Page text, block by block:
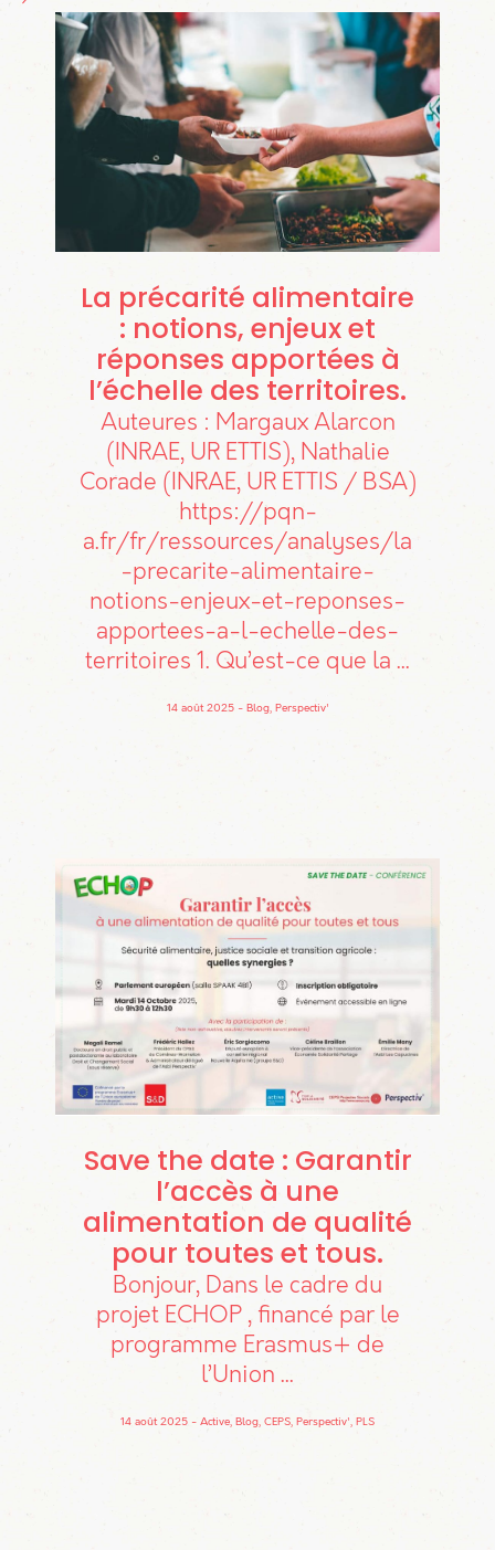
La précarité alimentaire
: notions, enjeux et
réponses apportées à
l’échelle des territoires
Auteures : Margaux Alarcon
(INRAE, UR ETTIS), Nathalie
Corade (INRAE, UR ETTIS / BSA)
https://pqn-
a.fr/fr/ressources/analyses/la
-precarite-alimentaire-
notions-enjeux-et-reponses-
apportees-a-l-echelle-des-
territoires 1. Qu’est-ce que la ...
14 août 2025 Blog, Perspectiv'
Save the date : Garantir
l’accès à une
alimentation de qualité
pour toutes et tous
Bonjour, Dans le cadre du
projet ECHOP , financé par le
programme Erasmus+ de
l’Union ...
14 août 2025 Active, Blog, CEPS, Perspectiv', PLS